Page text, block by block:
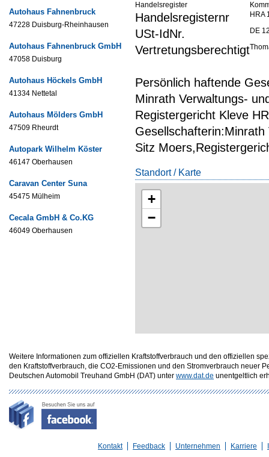
Autohaus Fahnenbruck
47228 Duisburg-Rheinhausen
Autohaus Fahnenbruck GmbH
47058 Duisburg
Autohaus Höckels GmbH
41334 Nettetal
Autohaus Mölders GmbH
47509 Rheurdt
Autopark Wilhelm Köster
46147 Oberhausen
Caravan Center Suna
45475 Mülheim
Cecala GmbH & Co.KG
46049 Oberhausen
Handelsregister
Handelsregisternr HRA
USt-IdNr. DE
Vertretungsberechtigt
Persönlich haftende
Minrath Verwaltungs-
Registergericht Kleve
Sitz
Standort / Karte
+
−
Weitere Informationen zum offiziellen Kraftstoffverbrauch und den offiziellen
den Kraftstoffverbrauch, die CO2-Emissionen und den Stromverbrauch neuer
Deutschen Automobil Treuhand GmbH (DAT) unter www.dat.de unentgeltlich
Kontakt Feedback Unternehmen Karriere